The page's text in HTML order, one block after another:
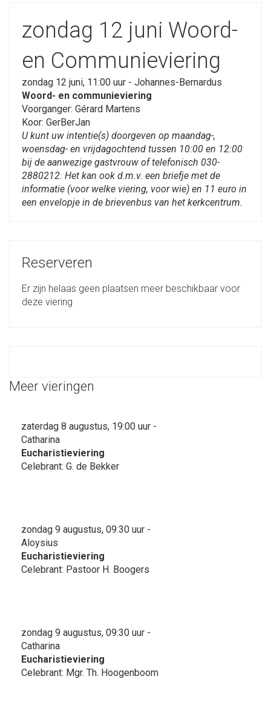
zondag 12 juni Woord-
en Communieviering
zondag 12 juni, 11:00 uur - Johannes-Bernardus
Woord- en communieviering
Voorganger: Gérard Martens
Koor: GerBerJan
U kunt uw intentie(s) doorgeven op maandag-,
woensdag- en vrijdagochtend tussen 10:00 en 12:00
bij de aanwezige gastvrouw of telefonisch 030-
2880212. Het kan ook d.m.v. een briefje met de
informatie (voor welke viering, voor wie) en 11 euro in
een envelopje in de brievenbus van het kerkcentrum.
Reserveren
Er zijn helaas geen plaatsen meer beschikbaar voor
deze viering
Meer vieringen
zaterdag 8 augustus, 19:00 uur -
Catharina
Eucharistieviering
Celebrant: G. de Bekker
zondag 9 augustus, 09:30 uur -
Aloysius
Eucharistieviering
Celebrant: Pastoor H. Boogers
zondag 9 augustus, 09:30 uur -
Catharina
Eucharistieviering
Celebrant: Mgr. Th. Hoogenboom